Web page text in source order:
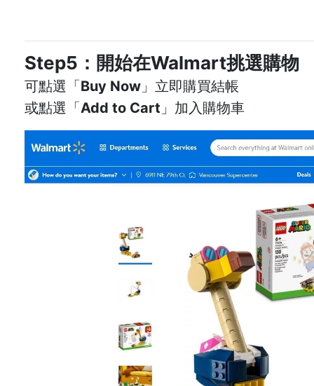
Step5：開始在Walmart挑選購物
可點選「Buy Now 」立即購買結帳
或點選「Add to Cart 」加入購物車